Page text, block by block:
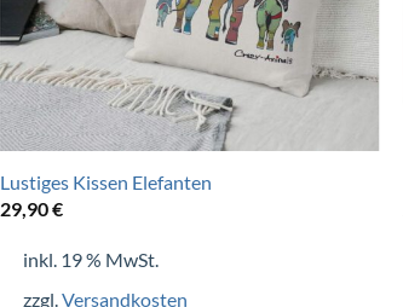
+
Lustiges Kissen Elefanten
29,90€
inkl. 19 % MwSt.
zzgl. Versandkosten